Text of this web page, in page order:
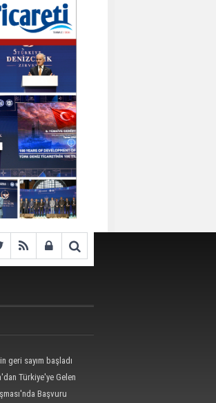
geri sayım başladı
Türkiye'ye Gelen
Başvuru